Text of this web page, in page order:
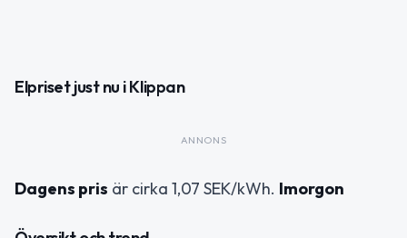
Elpriset just nu i Klippan
ANNONS
Dagens pris är cirka 1,07 SEK/kWh. Imorgon